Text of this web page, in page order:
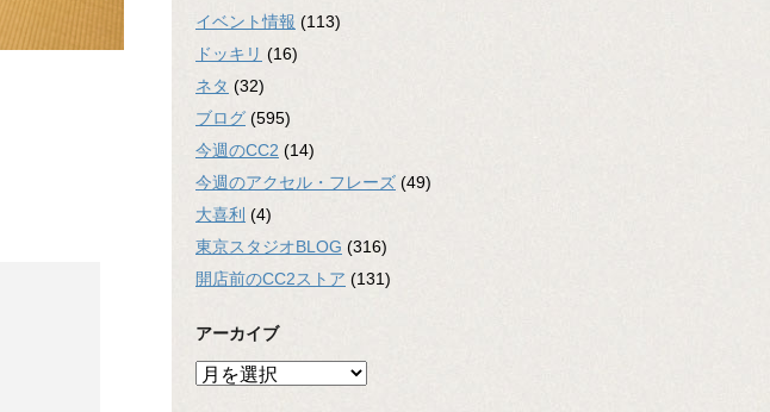
イベント情報 (113)
ドッキリ (16)
ネタ (32)
ブログ (595)
今週のCC2 (14)
今週のアクセル・フレーズ (49)
大喜利 (4)
東京スタジオBLOG (316)
開店前のCC2ストア (131)
アーカイブ
ア